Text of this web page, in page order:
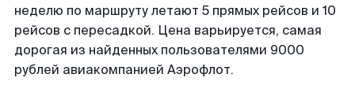
неделю по маршруту летают 5 прямых рейсов и 10
рейсов с пересадкой. Цена варьируется, самая
дорогая из найденных пользователями 9000
рублей авиакомпанией Аэрофлот.